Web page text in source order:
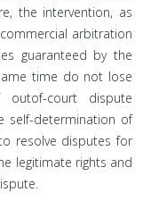
the intervention, as
arbitration
guaranteed by the
time do not lose
court dispute
self-determination of
resolve disputes for
legitimate rights and